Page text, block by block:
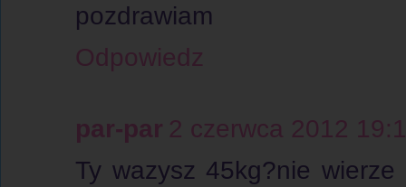
pozdrawiam
Odpowiedz
par-par 2 czerwca 2012
Ty wazysz 45kg?nie